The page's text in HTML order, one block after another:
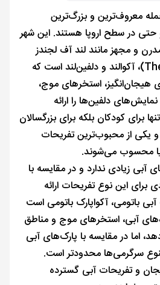
معروف‌ترین و بزرگ‌ترین
حتی در سطح اروپا هستند. این شهر
و مجهز مانند لند آف لجندز
(The Land of Legends)، آکوالند و دلفین‌لند است که
هیجان‌انگیز، استخرهای موج،
دلفین‌ها را ارائه
برای کودکان بلکه برای بزرگسالان
و یکی از محبوب‌ترین تفریحات
محسوب می‌شوند.
آبی زیادی ندارد و در مقایسه با
برای این نوع تفریحات ارائه
باتومی، آکواپارک باتومی است
آبی، استخرهای موج و مناطق
اما در مقایسه با پارک‌های آبی
سرگرمی‌ها محدودتر است.
و تفریحات آبی گسترده